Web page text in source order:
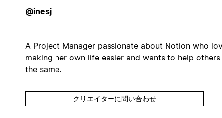
@inesj
A Project Manager passionate about Notion who
making her own life easier and wants to help
the same.
クリエイターに問い合わせ